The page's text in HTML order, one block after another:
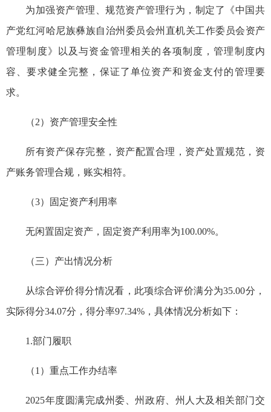
为加强资产管理、规范资产管理行为，制定了《中国共
产党红河哈尼族彝族自治州委员会州直机关工作委员会资产
管理制度》以及与资金管理相关的各项制度，管理制度内
容、要求健全完整，保证了单位资产和资金支付的管理要
求。
（2）资产管理安全性
所有资产保存完整，资产配置合理，资产处置规范 ，资
产账务管理合规，账实相符。
（3）固定资产利用率
无闲置固定资产，固定资产利用率为100.00%。
（三）产出情况分析
从综合评价得分情况看，此项综合评价满分为35.00分，
实际得分34.07分，得分率97.34%，具体情况分析如下：
1.部门履职
（1）重点工作办结率
2025年度圆满完成州委、州政府、州人大及相关部门交